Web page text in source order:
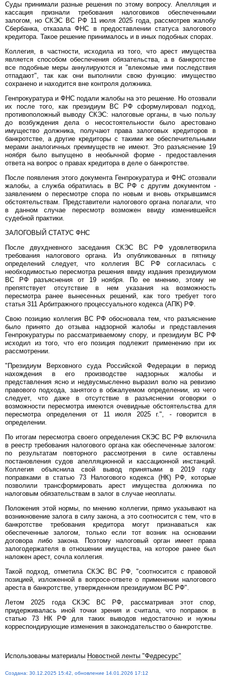
Суды принимали разные решения по этому вопросу. Апелляция и
кассация признали требования налоговиков обеспеченными
залогом, но СКЭС ВС РФ 11 июля 2025 года, рассмотрев жалобу
Сбербанка, отказала ФНС в предоставлении статуса залогового
кредитора. Такое решение принималось и в иных подобных спорах.
Коллегия, в частности, исходила из того, что арест имущества
является способом обеспечения обязательства, а в банкротстве
все подобные меры аннулируются и "влекомые ими последствия
отпадают", так как они выполнили свою функцию: имущество
сохранено и находится вне контроля должника.
Генпрокуратура и ФНС подали жалобы на это решение. Но отозвали
их после того, как президиум ВС РФ сформулировал подход,
противоположный выводу СКЭС: налоговые органы, в чью пользу
до возбуждения дела о несостоятельности было арестовано
имущество должника, получают права залоговых кредиторов в
банкротстве, а другие кредиторы с такими же обеспечительными
мерами аналогичных преимуществ не имеют. Это разъяснение 19
ноября было выпущено в необычной форме - предоставления
ответа на вопрос о правах кредитора в деле о банкротстве.
После появления этого документа Генпрокуратура и ФНС отозвали
жалобы, а служба обратилась в ВС РФ с другим документом -
заявлением о пересмотре спора по новым и вновь открывшимся
обстоятельствам. Представители налогового органа полагали, что
в данном случае пересмотр возможен ввиду изменившейся
судебной практики.
ЗАЛОГОВЫЙ СТАТУС ФНС
После двухдневного заседания СКЭС ВС РФ удовлетворила
требования налогового органа. Из опубликованных в пятницу
определений следует, что коллегия ВС РФ согласилась с
необходимостью пересмотра решения ввиду издания президиумом
ВС РФ разъяснения от 19 ноября. По ее мнению, этому не
препятствует отсутствие в нем указания на возможность
пересмотра ранее вынесенных решений, как того требует того
статья 311 Арбитражного процессуального кодекса (АПК) РФ.
Свою позицию коллегия ВС РФ обосновала тем, что разъяснение
было принято до отзыва надзорной жалобы и представления
Генпрокуратуры по рассматриваемому спору, и президиум ВС РФ
исходил из того, что его позиция подлежит применению при их
рассмотрении.
"Президиум Верховного суда Российской Федерации в период
нахождения в его производстве надзорных жалобы и
представления ясно и недвусмысленно выразил волю на ревизию
правового подхода, занятого в обжалуемом определении, из чего
следует, что даже в отсутствие в разъяснении оговорки о
возможности пересмотра имеются очевидные обстоятельства для
пересмотра определения от 11 июля 2025 г.", - говорится в
определении.
По итогам пересмотра своего определения СКЭС ВС РФ включила
в реестр требования налогового органа как обеспеченные залогом:
по результатам повторного рассмотрения в силе оставлены
постановления судов апелляционной и кассационной инстанций.
Коллегия объяснила свой вывод принятыми в 2019 году
поправками в статью 73 Налогового кодекса (НК) РФ, которые
позволили трансформировать арест имущества должника по
налоговым обязательствам в залог в случае неоплаты.
Положения этой нормы, по мнению коллегии, прямо указывают на
возникновение залога в силу закона, а это соотносится с тем, что в
банкротстве требования кредитора могут признаваться как
обеспеченные залогом, только если тот возник на основании
договора либо закона. Поэтому налоговый орган имеет права
залогодержателя в отношении имущества, на которое ранее был
наложен арест, сочла коллегия.
Такой подход, отметила СКЭС ВС РФ, "соотносится с правовой
позицией, изложенной в вопросе-ответе о применении налогового
ареста в банкротстве, утвержденном президиумом ВС РФ".
Летом 2025 года СКЭС ВС РФ, рассматривая этот спор,
придерживалась иной точки зрения и считала, что поправок в
статью 73 НК РФ для таких выводов недостаточно и нужны
корреспондирующие изменения в законодательство о банкротстве.
Использованы материалы Новостной ленты "Федресурс"
Создана: 30.12.2025 15:42, обновление 14.01.2026 17:12